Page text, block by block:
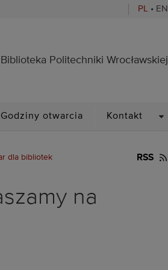
PL • EN
Biblioteka Politechniki Wrocławskiej
Godziny otwarcia Kontakt
dla bibliotek RSS
na